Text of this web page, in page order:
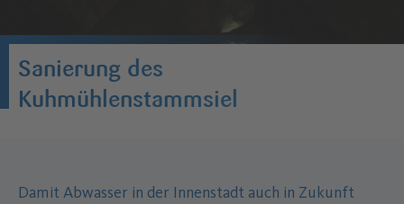
Sanierung des
Kuhmühlenstammsiel
Damit Abwasser in der Innenstadt auch in Zukunft